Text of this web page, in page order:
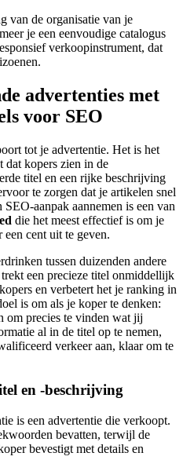
van de organisatie van je
je een eenvoudige catalogus
verkoopinstrument, dat
advertenties met
voor SEO
tot je advertentie. Het is het
dat kopers zien in de
titel en een rijke beschrijving
te zorgen dat je artikelen snel
aanpak aannemen is een van
die het meest effectief is om je
cent uit te geven.
tussen duizenden andere
een precieze titel onmiddellijk
en verbetert het je ranking in
is om als je koper te denken:
om precies te vinden wat jij
al in de titel op te nemen,
verkeer aan, klaar om te
en -beschrijving
is een advertentie die verkoopt.
bevatten, terwijl de
bevestigt met details en